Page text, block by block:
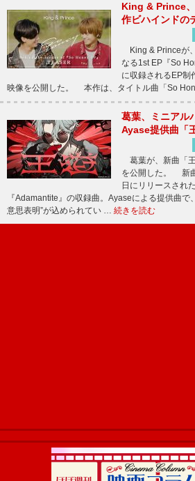
King & Prince
作ビハインドの
King & Princeが
なる1st EP『So
に収録されるEP制
映像を公開した。 本作は、タイトル曲「So
葛葉、ミニアル
Ayase提供曲「
葛葉が、新曲「
を公開した。 新
日にリリースされ
『Adamantite』の収録曲。Ayaseによる提供曲で
意思表明”が込められてい … 続きを読む